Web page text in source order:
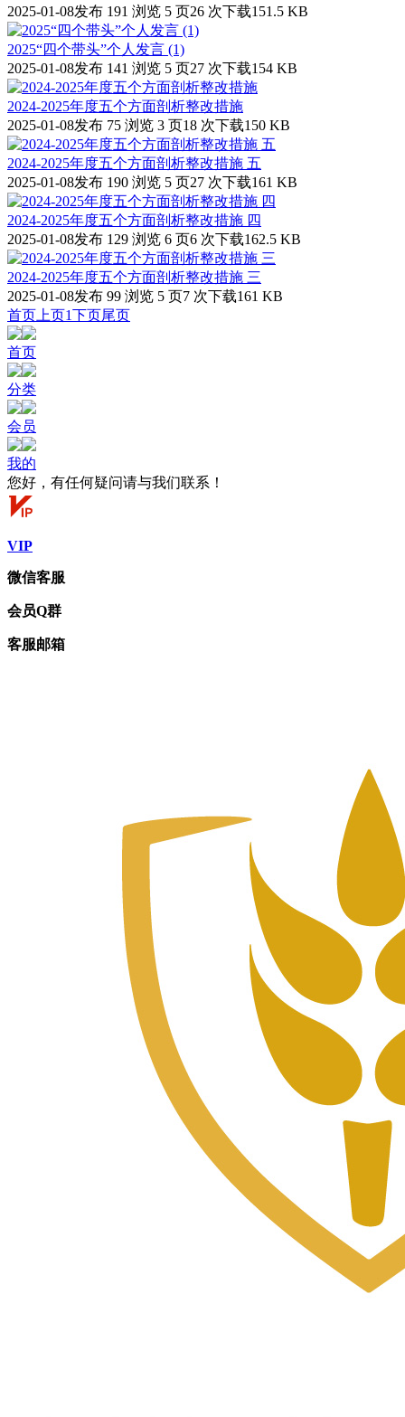
2025-01-08发布 191 浏览 5 页26 次下载151.5 KB
2025“四个带头”个人发言 (1)
2025-01-08发布 141 浏览 5 页27 次下载154 KB
2024-2025年度五个方面剖析整改措施
2025-01-08发布 75 浏览 3 页18 次下载150 KB
2024-2025年度五个方面剖析整改措施 五
2025-01-08发布 190 浏览 5 页27 次下载161 KB
2024-2025年度五个方面剖析整改措施 四
2025-01-08发布 129 浏览 6 页6 次下载162.5 KB
2024-2025年度五个方面剖析整改措施 三
2025-01-08发布 99 浏览 5 页7 次下载161 KB
首页 上页1下页尾页
首页
分类
会员
我的
您好，有任何疑问请与我们联系！
VIP
微信客服
会员Q群
客服邮箱